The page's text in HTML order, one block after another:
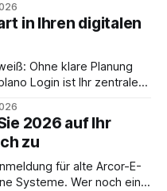
einfachen
eine Steuersoftware
Veränderungen
Unterstützung meist
in Ihren digitalen
Ohne klare Planung
Login ist Ihr zentraler
rund um
In diesem Leitfaden
reibungslosen Einstieg
2026 auf Ihr
zu
Systeme. Wer noch eine